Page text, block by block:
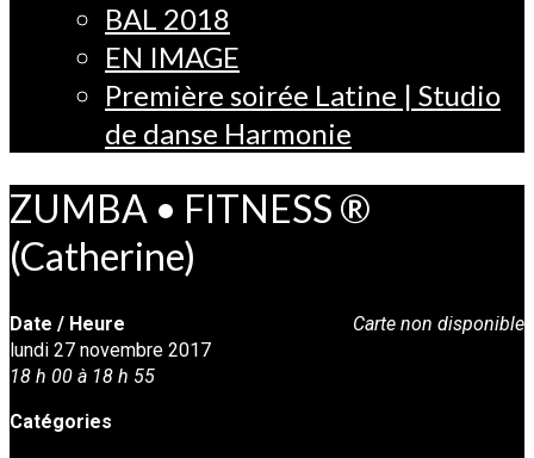
BAL 2018
EN IMAGE
Première soirée Latine | Studio
de danse Harmonie
ZUMBA • FITNESS ®
(Catherine)
Carte non disponible
Date / Heure
lundi 27 novembre 2017
18 h 00 à 18 h 55
Catégories